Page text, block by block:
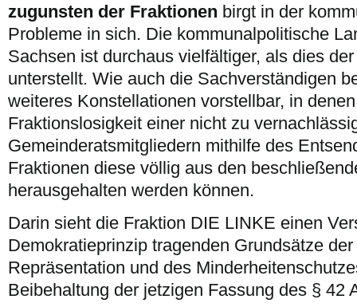
zugunsten der Fraktionen birgt in der
Probleme in sich. Die kommunalpolitische
Sachsen ist durchaus vielfältiger, als dies
unterstellt. Wie auch die Sachverständigen
weiteres Konstellationen vorstellbar, in
Fraktionslosigkeit einer nicht zu
Gemeinderatsmitgliedern mithilfe des
Fraktionen diese völlig aus den
herausgehalten werden können.
Darin sieht die Fraktion DIE LINKE einen
Demokratieprinzip tragenden Grundsätze
Repräsentation und des
Beibehaltung der jetzigen Fassung des § 42